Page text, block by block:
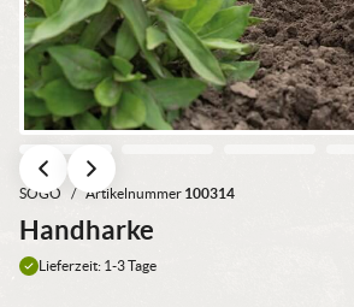
SOGO / Artikelnummer 100314
Handharke
Lieferzeit: 1-3 Tage